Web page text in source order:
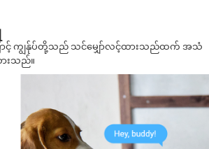
င့် ကျွန်ုပ်တို့သည် သင်မျှော်လင့်ထားသည်ထက် အသံ
းသည်။